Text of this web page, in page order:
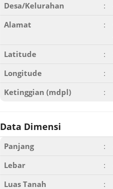
Desa/Kelurahan
:
Alamat
:
Latitude
:
Longitude
:
Ketinggian (mdpl)
:
Data Dimensi
Panjang :
Lebar
:
Luas Tanah
: